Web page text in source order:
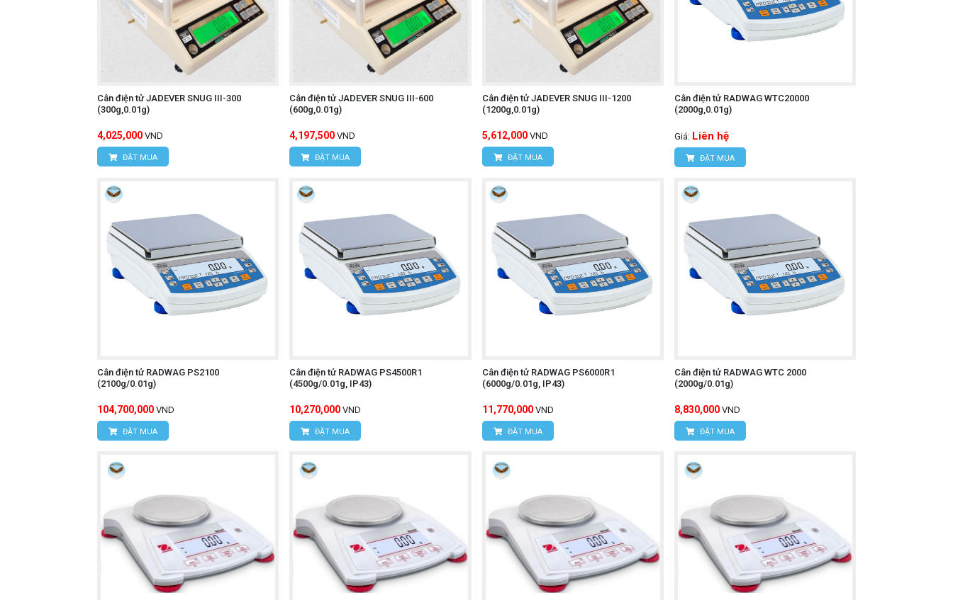
Cân điện tử JADEVER SNUG III-300
(300g,0.01g)
4,025,000 VND
ĐẶT MUA
Cân điện tử JADEVER SNUG III-600
(600g,0.01g)
4,197,500 VND
ĐẶT MUA
Cân điện tử JADEVER SNUG III-1200
(1200g,0.01g)
5,612,000 VND
ĐẶT MUA
Cân điện tử RADWAG WTC20000
(2000g,0.01g)
Giá: Liên hệ
ĐẶT MUA
Cân điện tử RADWAG PS2100
(2100g/0.01g)
104,700,000 VND
ĐẶT MUA
Cân điện tử RADWAG PS4500R1
(4500g/0.01g, IP43)
10,270,000 VND
ĐẶT MUA
Cân điện tử RADWAG PS6000R1
(6000g/0.01g, IP43)
11,770,000 VND
ĐẶT MUA
Cân điện tử RADWAG WTC 2000
(2000g/0.01g)
8,830,000 VND
ĐẶT MUA